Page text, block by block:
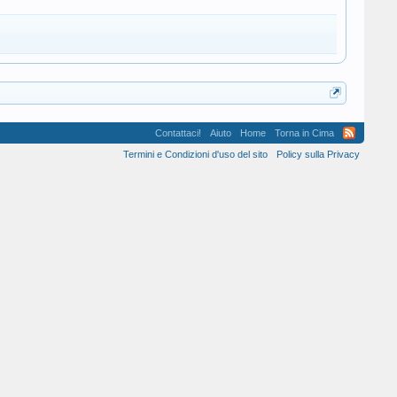
Contattaci! Aiuto Home
Torna in Cima
Termini e Condizioni d'uso del sito
Policy sulla Privacy